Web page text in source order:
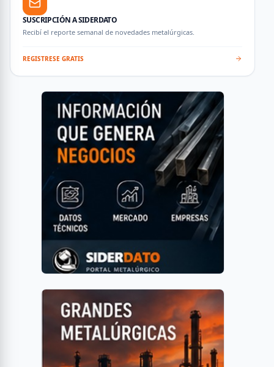
SUSCRIPCIÓN A SIDERDATO
Recibí el reporte semanal de novedades metalúrgicas.
REGISTRESE GRATIS